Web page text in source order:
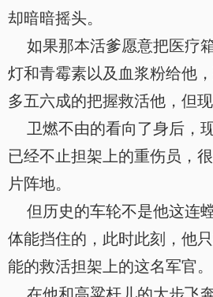
却暗暗摇头。
如果那本活爹愿意把医疗
灯和青霉素以及血浆粉给他
多五六成的把握救活他，但
卫燃不由的看向了身后，
已经不止担架上的重伤员，
片阵地。
但历史的车轮不是他这连
体能挡住的，此时此刻，他
能的救活担架上的这名军官。